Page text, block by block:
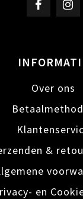
Over ons
&
en